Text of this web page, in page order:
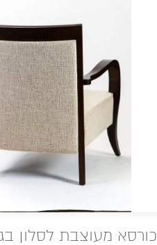
כורסא מעוצבת לסלון